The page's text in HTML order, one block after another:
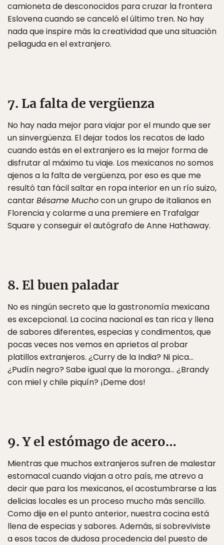
camioneta de desconocidos para cruzar la frontera
Eslovena cuando se canceló el último tren. No hay
nada que inspire más la creatividad que una situación
peliaguda en el extranjero.
7. La falta de vergüenza
No hay nada mejor para viajar por el mundo que ser
un sinvergüenza. El dejar todos los recatos de lado
cuando estás en el extranjero es la mejor forma de
disfrutar al máximo tu viaje. Los mexicanos no somos
ajenos a la falta de vergüenza, por eso es que me
resultó tan fácil saltar en ropa interior en un río suizo,
cantarBésame Muchocon un grupo de italianos en
Florencia y colarme a una premiere en Trafalgar
Square y conseguir el autógrafo de Anne Hathaway.
8. El buen paladar
No es ningún secreto que la gastronomía mexicana
es excepcional. La cocina nacional es tan rica y llena
de sabores diferentes, especias y condimentos, que
pocas veces nos vemos en aprietos al probar
platillos extranjeros. ¿Curry de la India? Ni pica…
¿Pudín negro? Sabe igual que la moronga… ¿Brandy
con miel y chile piquín? ¡Deme dos!
9. Y el estómago de acero…
Mientras que muchos extranjeros sufren de malestar
estomacal cuando viajan a otro país, me atrevo a
decir que para los mexicanos, el acostumbrarse a las
delicias locales es un proceso mucho más sencillo.
Como dije en el punto anterior, nuestra cocina está
llena de especias y sabores. Además, si sobreviviste
a esos tacos de dudosa procedencia del puesto de